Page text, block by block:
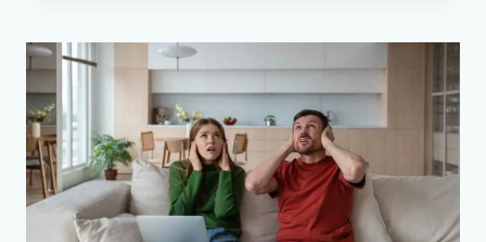
E
COMO
MEDE
O
BARULHO?